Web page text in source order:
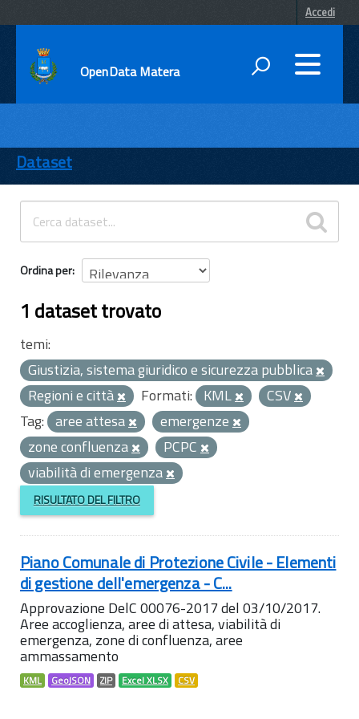
Accedi
OpenData Matera
ENTI
TEMI
INFORMAZIONI
Dataset
Ordina per
1 dataset trovato
temi:
Giustizia, sistema giuridico e sicurezza pubblica
Regioni e città
Formati: KML
CSV
Tag: aree attesa
emergenze
zone confluenza
PCPC
viabilità di emergenza
RISULTATO DEL FILTRO
Piano Comunale di Protezione Civile - Elementi
di gestione dell'emergenza - C...
Approvazione DelC 00076-2017 del 03/10/2017.
Aree accoglienza, aree di attesa, viabilità di
emergenza, zone di confluenza, aree
ammassamento
KML GeoJSON ZIP Excel XLSX CSV